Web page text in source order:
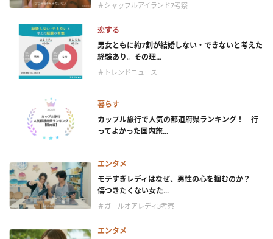
＃シャッフルアイランド7考察
恋する
男女ともに約7割が結婚しない・できないと考えた
経験あり。その理...
＃トレンドニュース
暮らす
カップル旅行で人気の都道府県ランキング！ 行
ってよかった国内旅...
エンタメ
モテすぎレディはなぜ、男性の心を掴むのか？
傷つきたくない女た...
＃ガールオアレディ3考察
エンタメ